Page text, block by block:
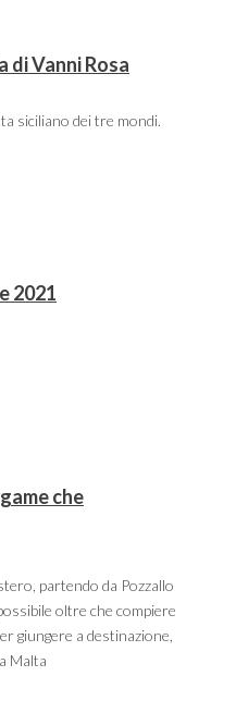
di Vanni Rosa
siciliano dei tre mondi.
2021
che
partendo da Pozzallo
oltre che compiere
giungere a destinazione,
Malta